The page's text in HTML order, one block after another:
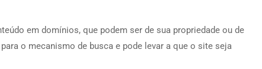
em domínios, que podem ser de sua propriedade ou de
o mecanismo de busca e pode levar a que o site seja